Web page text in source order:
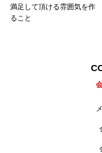
RECURUITMENT
満足して頂ける雰囲気を作
ること